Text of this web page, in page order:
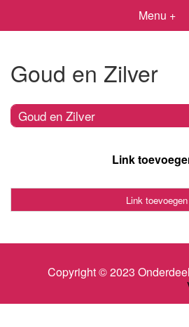
Menu +
Goud en Zilver
Goud en Zilver
Link
Link toevoegen
Copyright © 2023